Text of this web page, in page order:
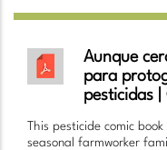
Aunque
para
pesticidas |
This pesticide comic
seasonal farmworker